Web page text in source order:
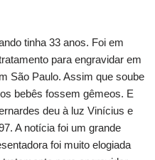
tinha 33 anos. Foi em
para engravidar em
São Paulo. Assim que soube
bebês fossem gêmeos. E
deu à luz Vinícius e
A notícia foi um grande
foi muito elogiada